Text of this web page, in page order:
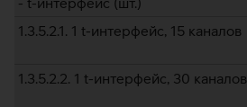
1.3.5.2.1. 1 t-интерфейс, 15 каналов
1.3.5.2.2. 1 t-интерфейс, 30 каналов